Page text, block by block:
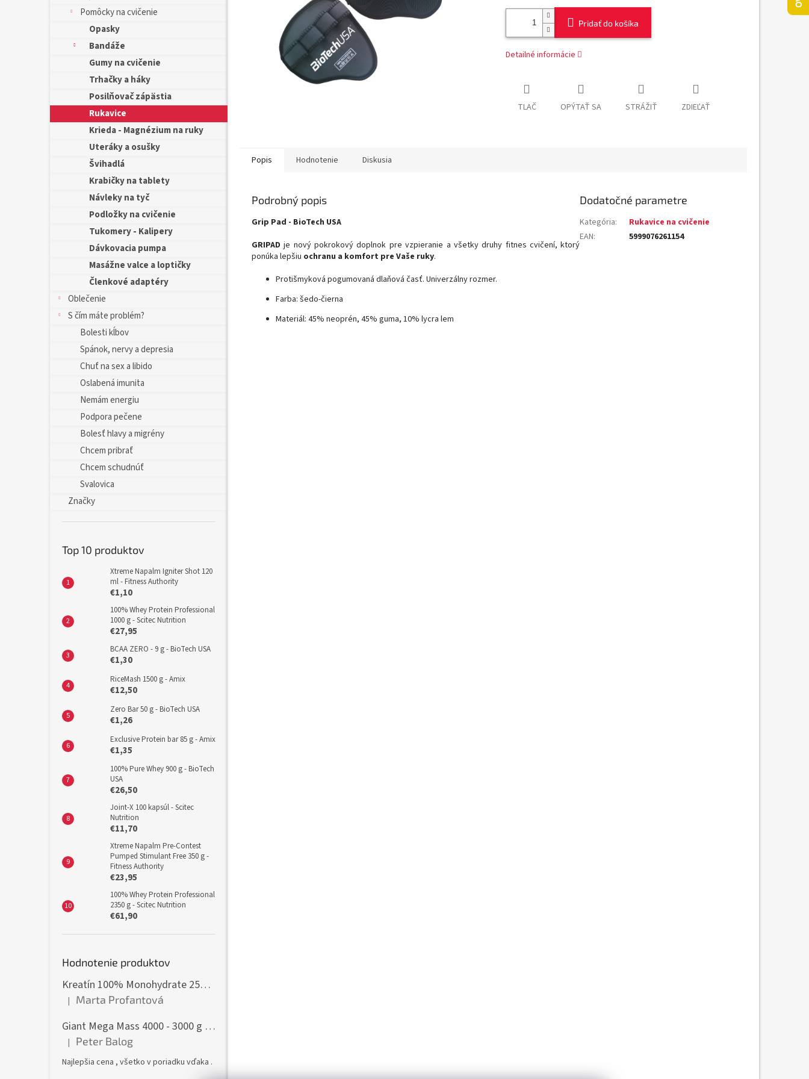
Pomôcky na cvičenie
Opasky
Bandáže
Gumy na cvičenie
Trhačky a háky
Posilňovač zápästia
Rukavice
Krieda - Magnézium na ruky
Uteráky a osušky
Švihadlá
Krabičky na tablety
Návleky na tyč
Podložky na cvičenie
Tukomery - Kalipery
Dávkovacia pumpa
Masážne valce a loptičky
Členkové adaptéry
Oblečenie
S čím máte problém?
Bolesti kĺbov
Spánok, nervy a depresia
Chuť na sex a libido
Oslabená imunita
Nemám energiu
Podpora pečene
Bolesť hlavy a migrény
Chcem pribrať
Chcem schudnúť
Svalovica
Značky
Top 10 produktov
Xtreme Napalm Igniter Shot 120
ml - Fitness Authority
€1,10
100% Whey Protein Professional
1000 g - Scitec Nutrition
€27,95
BCAA ZERO - 9 g - BioTech USA
€1,30
RiceMash 1500 g - Amix
€12,50
Zero Bar 50 g - BioTech USA
€1,26
Exclusive Protein bar 85 g - Amix
€1,35
100% Pure Whey 900 g - BioTech
USA
€26,50
Joint-X 100 kapsúl - Scitec
Nutrition
€11,70
Xtreme Napalm Pre-Contest
Pumped Stimulant Free 350 g -
Fitness Authority
€23,95
100% Whey Protein Professional
2350 g - Scitec Nutrition
€61,90
Hodnotenie produktov
Kreatín 100% Monohydrate 250 g - GymBeam
Hodnotenie produktu je 5 z 5 hviezdičiek.
| Marta Profantová
Giant Mega Mass 4000 - 3000 g - Weider
Hodnotenie produktu je 5 z 5 hviezdičiek.
| Peter Balog
Najlepšia cena , všetko v poriadku vďaka .
Pridať do košíka
Detailné informácie
TLAČ OPÝTAŤ SA STRÁŽIŤ ZDIEĽAŤ
Popis Hodnotenie Diskusia
Podrobný popis
Grip Pad - BioTech USA
GRIPAD je nový pokrokový doplnok pre vzpieranie a všetky druhy fitnes cvičení, ktorý
ponúka lepšiu ochranu a komfort pre Vaše ruky.
Protišmyková pogumovaná dlaňová časť. Univerzálny rozmer.
Farba: šedo-čierna
Materiál: 45% neoprén, 45% guma, 10% lycra lem
Dodatočné parametre
Kategória:
Rukavice na cvičenie
EAN: 5999076261154